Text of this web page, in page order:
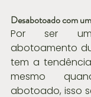
Desabotoado com
Por ser
abotoamento
tem a
mesmo
abotoado, isso